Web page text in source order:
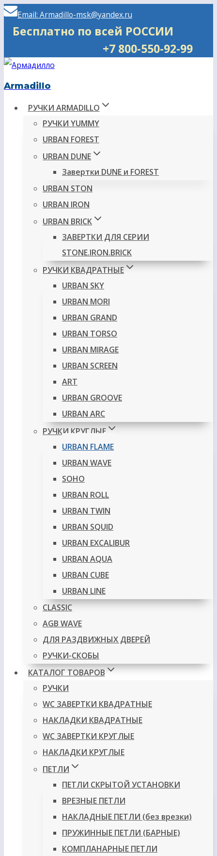
Перейти
Email: Armadillo-msk@yandex.ru
Бесплатно по всей РОССИИ
+7 800-550-92-99
Armadillo
РУЧКИ ARMADILLO
РУЧКИ YUMMY
URBAN FOREST
URBAN DUNE
Завертки DUNE и FOREST
URBAN STON
URBAN IRON
URBAN BRICK
ЗАВЕРТКИ ДЛЯ СЕРИИ
STONE.IRON.BRICK
РУЧКИ КВАДРАТНЫЕ
URBAN SKY
URBAN MORI
URBAN GRAND
URBAN TORSO
URBAN MIRAGE
URBAN SCREEN
ART
URBAN GROOVE
URBAN ARC
РУЧКИ КРУГЛЫЕ
URBAN FLAME
URBAN WAVE
SOHO
URBAN ROLL
URBAN TWIN
URBAN SQUID
URBAN EXCALIBUR
URBAN AQUA
URBAN CUBE
URBAN LINE
CLASSIC
AGB WAVE
ДЛЯ РАЗДВИЖНЫХ ДВЕРЕЙ
РУЧКИ-СКОБЫ
КАТАЛОГ ТОВАРОВ
РУЧКИ
WC ЗАВЕРТКИ КВАДРАТНЫЕ
НАКЛАДКИ КВАДРАТНЫЕ
WC ЗАВЕРТКИ КРУГЛЫЕ
НАКЛАДКИ КРУГЛЫЕ
ПЕТЛИ
ПЕТЛИ СКРЫТОЙ УСТАНОВКИ
ВРЕЗНЫЕ ПЕТЛИ
НАКЛАДНЫЕ ПЕТЛИ (без врезки)
ПРУЖИННЫЕ ПЕТЛИ (БАРНЫЕ)
КОМПЛАНАРНЫЕ ПЕТЛИ